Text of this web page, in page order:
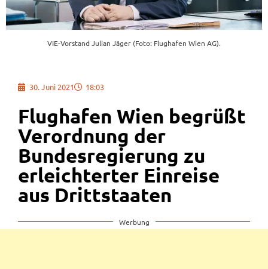
VIE-Vorstand Julian Jäger (Foto: Flughafen Wien AG).
30. Juni 2021 18:03
Flughafen Wien begrüßt
Verordnung der
Bundesregierung zu
erleichterter Einreise
aus Drittstaaten
Werbung